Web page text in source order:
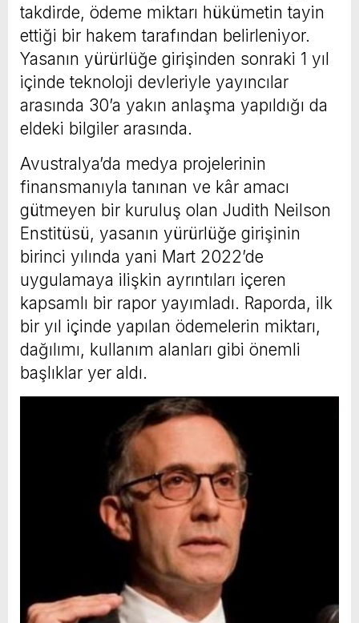
takdirde, ödeme miktarı hükümetin tayin
ettiği bir hakem tarafından belirleniyor.
Yasanın yürürlüğe girişinden sonraki 1 yıl
içinde teknoloji devleriyle yayıncılar
arasında 30’a yakın anlaşma yapıldığı da
eldeki bilgiler arasında.
Avustralya’da medya projelerinin
finansmanıyla tanınan ve kâr amacı
gütmeyen bir kuruluş olan Judith Neilson
Enstitüsü, yasanın yürürlüğe girişinin
birinci yılında yani Mart 2022’de
uygulamaya ilişkin ayrıntıları içeren
kapsamlı bir rapor yayımladı. Raporda, ilk
bir yıl içinde yapılan ödemelerin miktarı,
dağılımı, kullanım alanları gibi önemli
başlıklar yer aldı.